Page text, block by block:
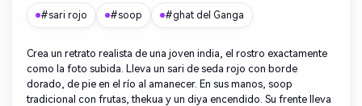
#sari rojo #soop #ghat del Ganga
Crea un retrato realista de una joven india, el rostro exactamente
como la foto subida. Lleva un sari de seda rojo con borde
dorado, de pie en el río al amanecer. En sus manos, soop
tradicional con frutas, thekua y un diya encendido. Su frente lleva